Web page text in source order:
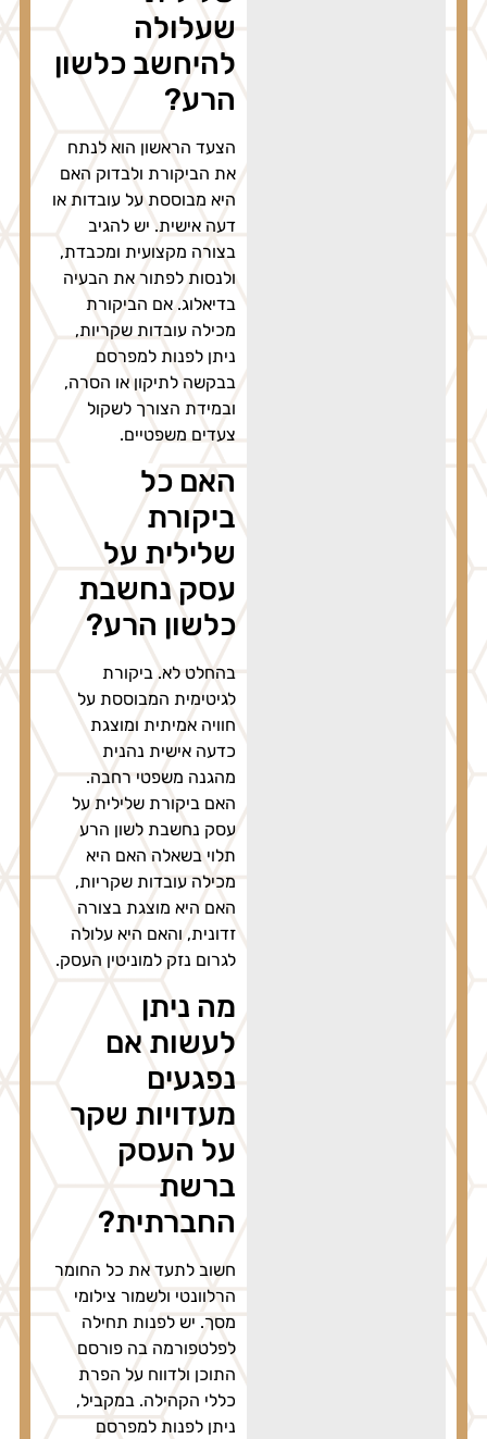
שעלולה
להיחשב כלשון
הרע?
הצעד הראשון הוא לנתח
את הביקורת ולבדוק האם
היא מבוססת על עובדות או
דעה אישית. יש להגיב
בצורה מקצועית ומכבדת,
ולנסות לפתור את הבעיה
בדיאלוג. אם הביקורת
מכילה עובדות שקריות,
ניתן לפנות למפרסם
בבקשה לתיקון או הסרה,
ובמידת הצורך לשקול
צעדים משפטיים.
האם כל
ביקורת
שלילית על
עסק נחשבת
כלשון הרע?
בהחלט לא. ביקורת
לגיטימית המבוססת על
חוויה אמיתית ומוצגת
כדעה אישית נהנית
מהגנה משפטי רחבה.
האם ביקורת שלילית על
עסק נחשבת לשון הרע
תלוי בשאלה האם היא
מכילה עובדות שקריות,
האם היא מוצגת בצורה
זדונית, והאם היא עלולה
לגרום נזק למוניטין העסק.
מה ניתן
לעשות אם
נפגעים
מעדויות שקר
על העסק
ברשת
החברתית?
חשוב לתעד את כל החומר
הרלוונטי ולשמור צילומי
מסך. יש לפנות תחילה
לפלטפורמה בה פורסם
התוכן ולדווח על הפרת
כללי הקהילה. במקביל,
ניתן לפנות למפרסם